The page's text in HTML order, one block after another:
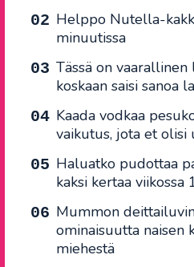
Helppo Nutella-
minuutissa
Tässä on
koskaan saisi sanoa
Kaada vodkaa
vaikutus, jota et olisi
Haluatko pudottaa
kaksi kertaa
Mummon
ominaisuutta naisen
miehestä